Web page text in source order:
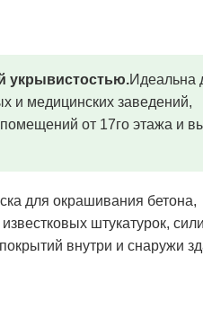
укрывистостью.Идеальна
и медицинских заведений,
от 17го этажа и
для окрашивания бетона,
штукатурок,
внутри и снаружи